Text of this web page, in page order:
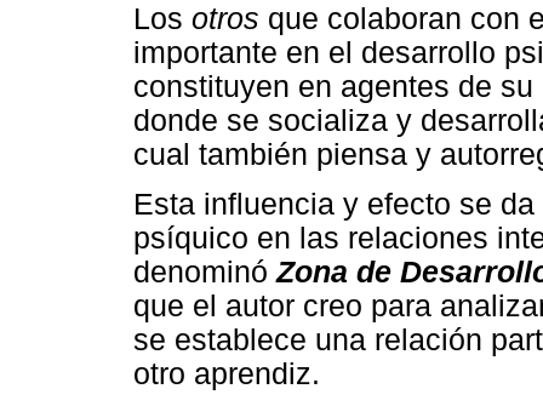
Los otros que colaboran con
importante en el desarrollo
constituyen en agentes de
donde se socializa y
cual también piensa y
Esta influencia y efecto se
psíquico en las relaciones
denominóZona de
que el autor creo para
se establece una relación
otro aprendiz.